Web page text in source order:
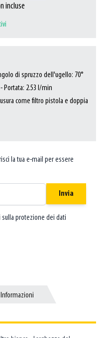
incluse
di spruzzo dell'ugello: 70°
Portata: 2.53 l/min
come filtro pistola e doppia
la tua e-mail per essere
Invia
protezione dei dati